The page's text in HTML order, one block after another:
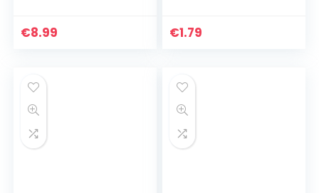
Grade Anti-
€8.99 €1.79